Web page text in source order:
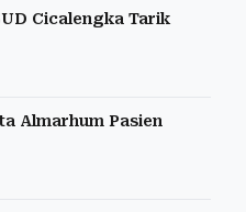
Cicalengka Tarik
Almarhum Pasien